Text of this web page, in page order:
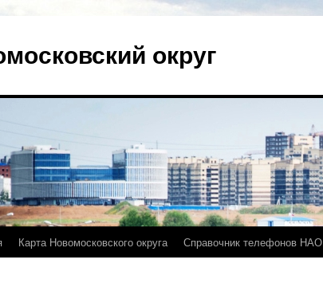
округ
Карта Новомосковского округа Справочник телефонов НАО